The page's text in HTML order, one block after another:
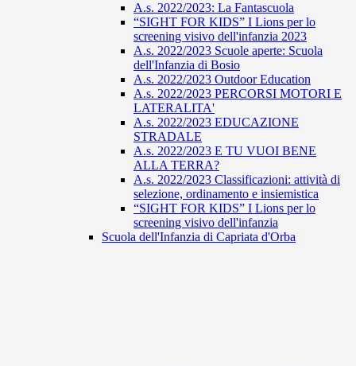
A.s. 2022/2023: La Fantascuola
“SIGHT FOR KIDS” I Lions per lo
screening visivo dell'infanzia 2023
A.s. 2022/2023 Scuole aperte: Scuola
dell'Infanzia di Bosio
A.s. 2022/2023 Outdoor Education
A.s. 2022/2023 PERCORSI MOTORI E
LATERALITA'
A.s. 2022/2023 EDUCAZIONE
STRADALE
A.s. 2022/2023 E TU VUOI BENE
ALLA TERRA?
A.s. 2022/2023 Classificazioni: attività di
selezione, ordinamento e insiemistica
“SIGHT FOR KIDS” I Lions per lo
screening visivo dell'infanzia
Scuola dell'Infanzia di Capriata d'Orba